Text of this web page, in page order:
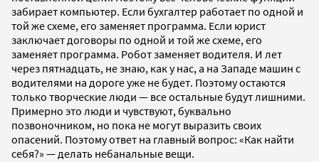
забирает компьютер. Если бухгалтер работает по одной и
той же схеме, его заменяет программа. Если юрист
заключает договоры по одной и той же схеме, его
заменяет программа. Робот заменяет водителя. И лет
через пятнадцать, не знаю, как у нас, а на Западе машин с
водителями на дороге уже не будет. Поэтому остаются
только творческие люди — все остальные будут лишними.
Примерно это люди и чувствуют, буквально
позвоночником, но пока не могут выразить своих
опасений. Поэтому ответ на главный вопрос: «Как найти
себя?» — делать небанальные вещи.